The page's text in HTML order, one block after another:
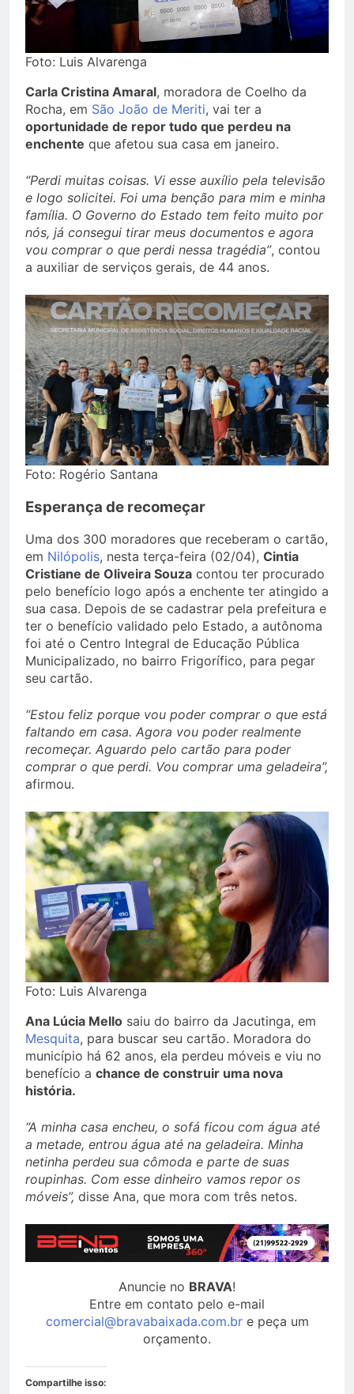
Foto: Luis Alvarenga
Carla Cristina Amaral, moradora de Coelho da
Rocha, em São João de Meriti, vai ter a
oportunidade de repor tudo que perdeu na
enchente que afetou sua casa em janeiro.
“Perdi muitas coisas. Vi esse auxílio pela televisão
e logo solicitei. Foi uma benção para mim e minha
família. O Governo do Estado tem feito muito por
nós, já consegui tirar meus documentos e agora
vou comprar o que perdi nessa tragédia”, contou
a auxiliar de serviços gerais, de 44 anos.
Foto: Rogério Santana
Esperança de recomeçar
Uma dos 300 moradores que receberam o cartão,
em Nilópolis, nesta terça-feira (02/04), Cintia
Cristiane de Oliveira Souza contou ter procurado
pelo benefício logo após a enchente ter atingido a
sua casa. Depois de se cadastrar pela prefeitura e
ter o benefício validado pelo Estado, a autônoma
foi até o Centro Integral de Educação Pública
Municipalizado, no bairro Frigorífico, para pegar
seu cartão.
“Estou feliz porque vou poder comprar o que está
faltando em casa. Agora vou poder realmente
recomeçar. Aguardo pelo cartão para poder
comprar o que perdi. Vou comprar uma geladeira”,
afirmou.
Foto: Luis Alvarenga
Ana Lúcia Mello saiu do bairro da Jacutinga, em
Mesquita, para buscar seu cartão. Moradora do
município há 62 anos, ela perdeu móveis e viu no
benefício a chance de construir uma nova
história.
“A minha casa encheu, o sofá ficou com água até
a metade, entrou água até na geladeira. Minha
netinha perdeu sua cômoda e parte de suas
roupinhas. Com esse dinheiro vamos repor os
móveis”, disse Ana, que mora com três netos.
Anuncie no BRAVA!
Entre em contato pelo e-mail
comercial@bravabaixada.com.bre peça um
orçamento.
Compartilhe isso: